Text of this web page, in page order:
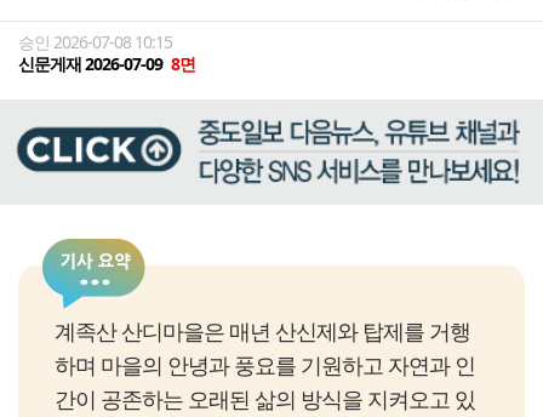
승인 2026-07-08 10:15
신문게재 2026-07-09 8면
계족산 산디마을은 매년 산신제와 탑제를 거행
하며 마을의 안녕과 풍요를 기원하고 자연과 인
간이 공존하는 오래된 삶의 방식을 지켜오고 있